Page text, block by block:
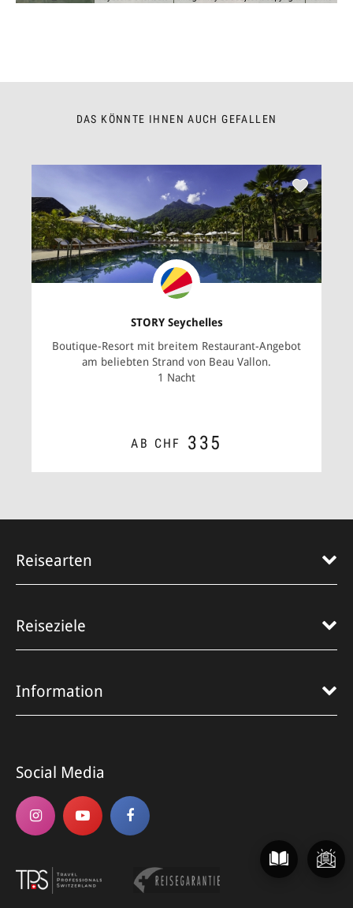
DAS KÖNNTE IHNEN AUCH GEFALLEN
STORY Seychelles
Boutique-Resort mit breitem Restaurant-Angebot
am beliebten Strand von Beau Vallon.
1 Nacht
AB CHF 335
Reisearten
Reiseziele
Information
Social Media